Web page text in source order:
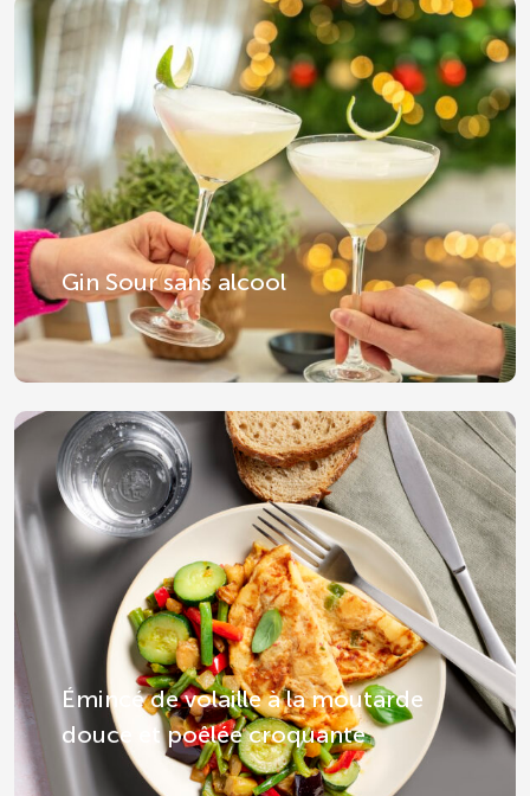
Gin Sour sans alcool
Émincé de volaille à la moutarde
douce et poêlée croquante